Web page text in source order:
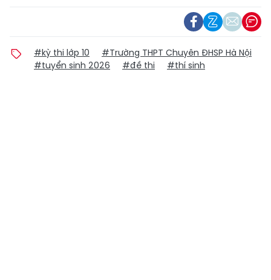
#kỳ thi lớp 10
#Trường THPT Chuyên ĐHSP Hà Nội
#tuyển sinh 2026
#đề thi #thí sinh